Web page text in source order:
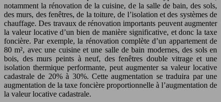
notamment la rénovation de la cuisine, de la salle de bain, des sols,
des murs, des fenêtres, de la toiture, de l’isolation et des systèmes de
chauffage. Des travaux de rénovation importants peuvent augmenter
la valeur locative d’un bien de manière significative, et donc la taxe
foncière. Par exemple, la rénovation complète d’un appartement de
80 m², avec une cuisine et une salle de bain modernes, des sols en
bois, des murs peints à neuf, des fenêtres double vitrage et une
isolation thermique performante, peut augmenter sa valeur locative
cadastrale de 20% à 30%. Cette augmentation se traduira par une
augmentation de la taxe foncière proportionnelle à l’augmentation de
la valeur locative cadastrale.